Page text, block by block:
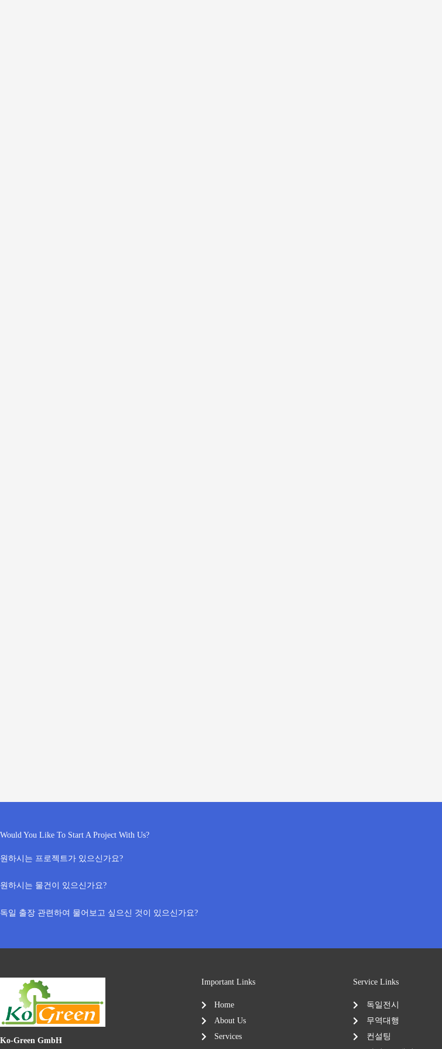
Would You Like To Start A Project With Us?
원하시는 프로젝트가 있으신가요?
원하시는 물건이 있으신가요?
독일 출장 관련하여 물어보고 싶으신 것이 있으신가요?
Ko-Green GmbH
Important Links
Home
About Us
Services
Service Links
독일전시
무역대행
컨설팅